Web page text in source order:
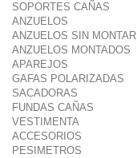
SOPORTES CAÑAS
ANZUELOS
ANZUELOS SIN MONTAR
ANZUELOS MONTADOS
APAREJOS
GAFAS POLARIZADAS
SACADORAS
FUNDAS CAÑAS
VESTIMENTA
ACCESORIOS
PESIMETROS